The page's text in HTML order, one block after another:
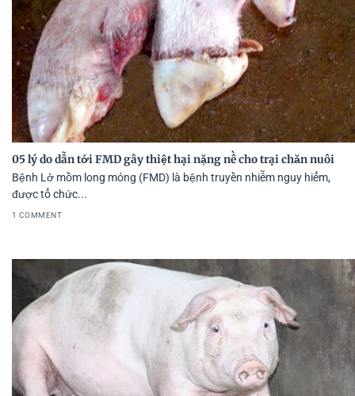
05 lý do dẫn tới FMD gây thiệt hại nặng nề cho trại chăn nuôi
Bệnh Lở mồm long móng (FMD) là bệnh truyền nhiễm nguy hiểm,
được tổ chức...
1 COMMENT